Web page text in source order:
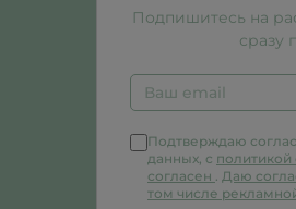
Подпишитесь на
сразу
Подтверждаю
данных, с
согласен . Даю
том числе